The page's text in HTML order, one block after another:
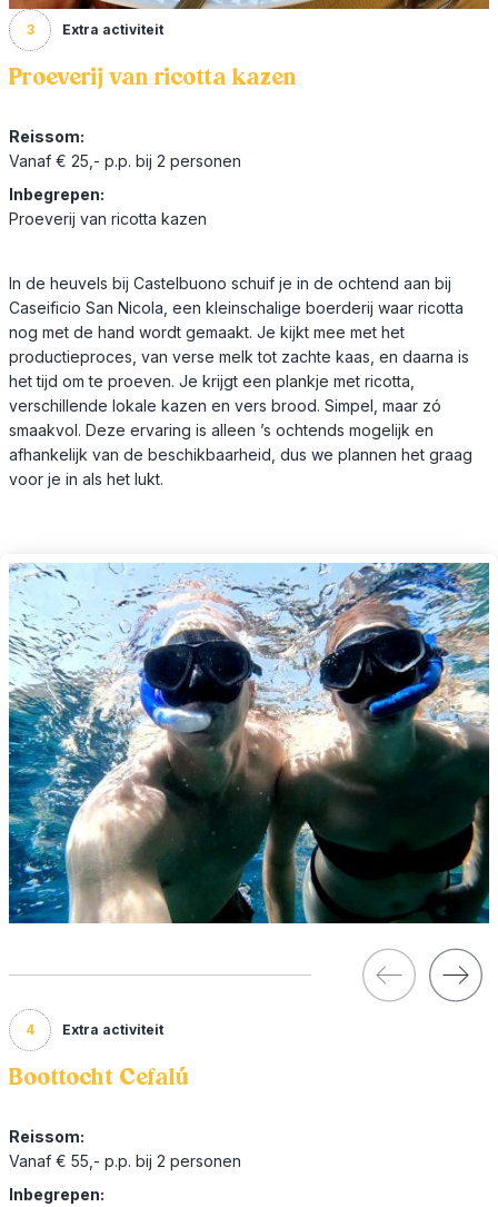
3 Extra activiteit
Proeverij van ricotta kazen
Reissom:
Vanaf € 25,- p.p. bij 2 personen
Inbegrepen:
Proeverij van ricotta kazen
In de heuvels bij Castelbuono schuif je in de ochtend aan bij
Caseificio San Nicola, een kleinschalige boerderij waar ricotta
nog met de hand wordt gemaakt. Je kijkt mee met het
productieproces, van verse melk tot zachte kaas, en daarna is
het tijd om te proeven. Je krijgt een plankje met ricotta,
verschillende lokale kazen en vers brood. Simpel, maar zó
smaakvol. Deze ervaring is alleen ’s ochtends mogelijk en
afhankelijk van de beschikbaarheid, dus we plannen het graag
voor je in als het lukt.
4 Extra activiteit
Boottocht Cefalú
Reissom:
Vanaf € 55,- p.p. bij 2 personen
Inbegrepen: